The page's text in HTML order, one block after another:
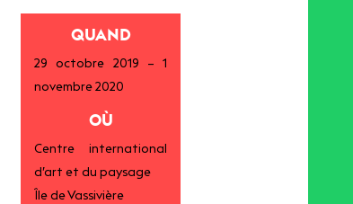
QUAND
29 octobre 2019 –1
novembre 2020
OÙ
Centre international
d’art et du paysage
Île de Vassivière